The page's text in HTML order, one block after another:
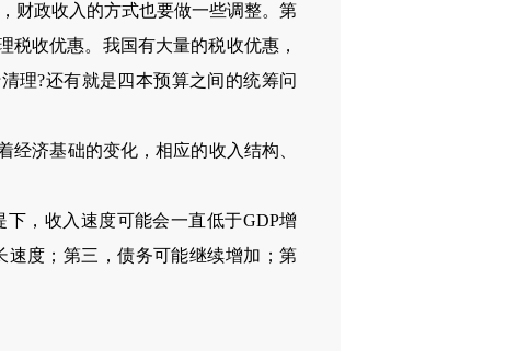
政收入的方式也要做一些调整。第
收优惠。我国有大量的税收优惠，
理?还有就是四本预算之间的统筹问
济基础的变化，相应的收入结构、
，收入速度可能会一直低于GDP增
度；第三，债务可能继续增加；第